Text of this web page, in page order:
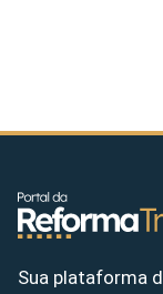
Sua plataforma